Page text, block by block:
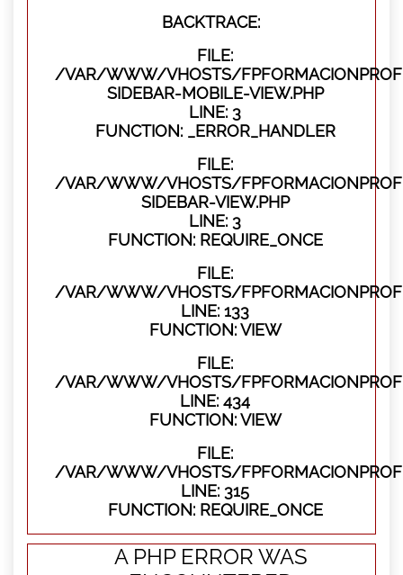
BACKTRACE:
FILE:
/VAR/WWW/VHOSTS/
SIDEBAR-MOBILE-VIEW.PHP
LINE: 3
FUNCTION: _ERROR_HANDLER
FILE:
/VAR/WWW/VHOSTS/
SIDEBAR-VIEW.PHP
LINE: 3
FUNCTION: REQUIRE_ONCE
FILE:
/VAR/WWW/VHOSTS/
LINE: 133
FUNCTION: VIEW
FILE:
/VAR/WWW/VHOSTS/
LINE: 434
FUNCTION: VIEW
FILE:
/VAR/WWW/VHOSTS/
LINE: 315
FUNCTION: REQUIRE_ONCE
A PHP ERROR WAS